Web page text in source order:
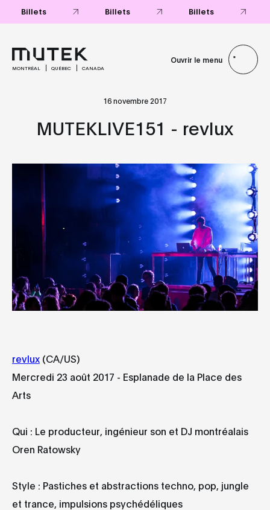
MONTRÉAL QUÉBEC CANADA
Ouvrir le menu
16 novembre 2017
MUTEKLIVE151 - revlux
revlux (CA/US)
Mercredi 23 août 2017 - Esplanade de la Place des
Arts
Qui : Le producteur, ingénieur son et DJ montréalais
Oren Ratowsky
Style : Pastiches et abstractions techno, pop, jungle
et trance, impulsions psychédéliques